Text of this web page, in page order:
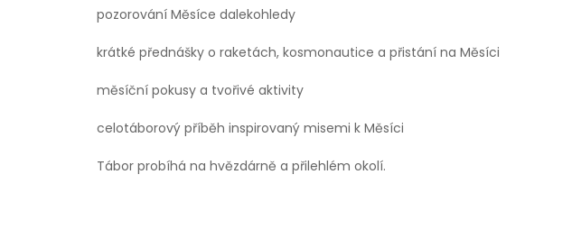
pozorování Měsíce dalekohledy
krátké přednášky o raketách, kosmonautice a přistání na Měsíci
měsíční pokusy a tvořivé aktivity
celotáborový příběh inspirovaný misemi k Měsíci
Tábor probíhá na hvězdárně a přilehlém okolí.